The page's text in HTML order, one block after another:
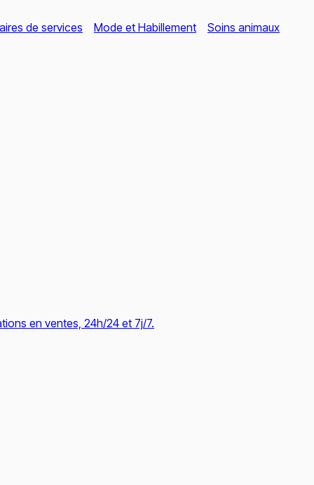
de services Mode et Habillement Soins animaux
en ventes, 24h/24 et 7j/7.